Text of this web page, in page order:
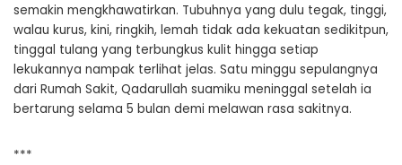
semakin mengkhawatirkan. Tubuhnya yang dulu tegak, tinggi,
walau kurus, kini, ringkih, lemah tidak ada kekuatan sedikitpun,
tinggal tulang yang terbungkus kulit hingga setiap
lekukannya nampak terlihat jelas. Satu minggu sepulangnya
dari Rumah Sakit, Qadarullah suamiku meninggal setelah ia
bertarung selama 5 bulan demi melawan rasa sakitnya.
***